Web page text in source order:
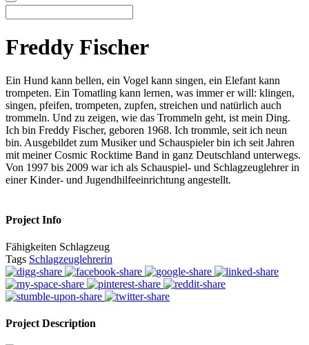
Freddy Fischer
Ein Hund kann bellen, ein Vogel kann singen, ein Elefant kann
trompeten. Ein Tomatling kann lernen, was immer er will: klingen,
singen, pfeifen, trompeten, zupfen, streichen und natürlich auch
trommeln. Und zu zeigen, wie das Trommeln geht, ist mein Ding.
Ich bin Freddy Fischer, geboren 1968. Ich trommle, seit ich neun
bin. Ausgebildet zum Musiker und Schauspieler bin ich seit Jahren
mit meiner Cosmic Rocktime Band in ganz Deutschland unterwegs.
Von 1997 bis 2009 war ich als Schauspiel- und Schlagzeuglehrer in
einer Kinder- und Jugendhilfeeinrichtung angestellt.
Project Info
Fähigkeiten Schlagzeug
Tags Schlagzeuglehrerin
Project Description